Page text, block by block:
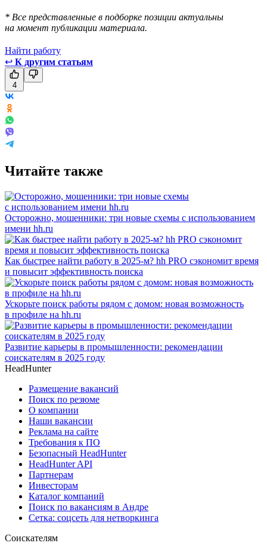
* Все представленные в подборке позиции актуальны
на момент публикации материала.
Найти работу
↩ К другим статьям
4
Читайте также
Осторожно, мошенники: три новые схемы с использованием
имени hh.ru
Как быстрее найти работу в 2025-м? hh PRO сэкономит время
и повысит эффективность поиска
Ускорьте поиск работы рядом с домом: новая возможность
в профиле на hh.ru
Развитие карьеры в промышленности: рекомендации
соискателям в 2025 году
HeadHunter
Размещение вакансий
Поиск по резюме
О компании
Наши вакансии
Реклама на сайте
Требования к ПО
Безопасный HeadHunter
HeadHunter API
Партнерам
Инвесторам
Каталог компаний
Поиск по вакансиям в Андре
Сетка: соцсеть для нетворкинга
Соискателям